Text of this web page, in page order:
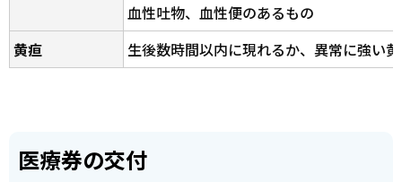
血性吐物、血性便のあるもの
黄疸
生後数時間以内に現れるか、異常に強い
医療券の交付